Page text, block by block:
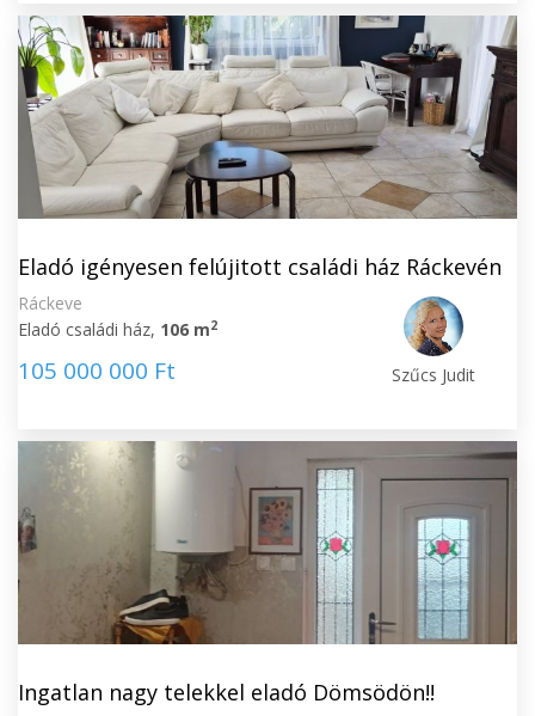
Eladó igényesen felújitott családi ház Ráckevén
Ráckeve
Eladó családi ház, 106 m2
105 000 000 Ft Szűcs Judit
Ingatlan nagy telekkel eladó Dömsödön!!